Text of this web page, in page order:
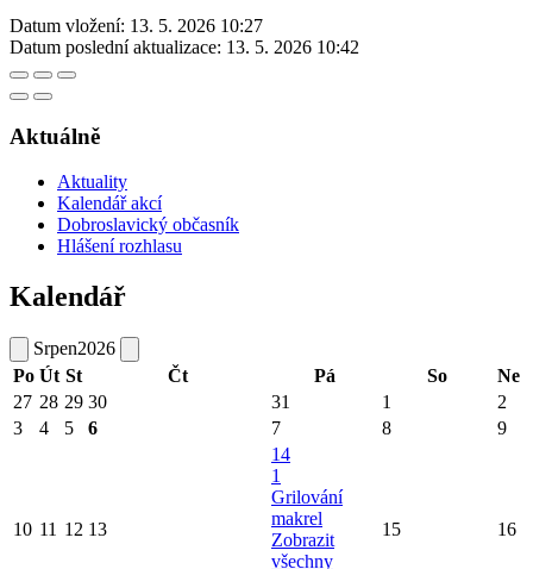
Datum vložení: 13. 5. 2026 10:27
Datum poslední aktualizace: 13. 5. 2026 10:42
Aktuálně
Aktuality
Kalendář akcí
Dobroslavický občasník
Hlášení rozhlasu
Kalendář
Srpen2026
Po Út St Čt Pá So
Ne
27 28 29 30 31 1
2
3
4 5 6 7 8 9
10 11 12 13
14
1
Grilování
makrel
Zobrazit
všechny
15 16